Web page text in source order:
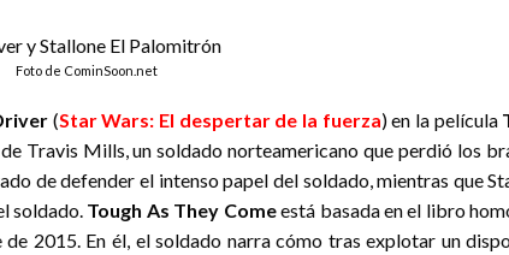
Foto de CominSoon.net
(Star Wars: El despertar de la fuerza) en la película
Travis Mills, un soldado norteamericano que perdió los
de defender el intenso papel del soldado, mientras que
soldado. Tough As They Comeestá basada en el libro
2015. En él, el soldado narra cómo tras explotar un